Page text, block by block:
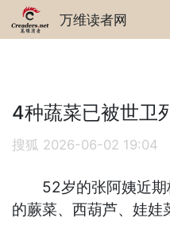
万维读者网
4种蔬菜已被世卫
搜狐 2026-06-02 19:04
52岁的张阿姨近期格
的蕨菜、西葫芦、娃娃